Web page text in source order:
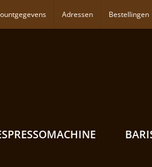
Adressen Bestellingen